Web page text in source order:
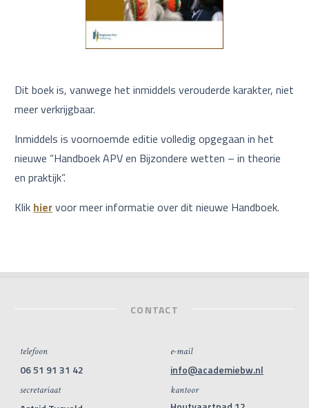
Dit boek is, vanwege het inmiddels verouderde karakter, niet
meer verkrijgbaar.
Inmiddels is voornoemde editie volledig opgegaan in het
nieuwe “Handboek APV en Bijzondere wetten – in theorie
en praktijk”.
Klik hiervoor meer informatie over dit nieuwe Handboek.
CONTACT
telefoon
06 51 91 31 42
secretariaat
e-mail
info@academiebw.nl
kantoor